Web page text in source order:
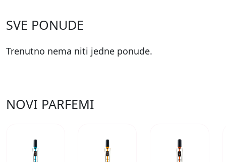
SVE PONUDE
Trenutno nema niti jedne ponude.
NOVI PARFEMI